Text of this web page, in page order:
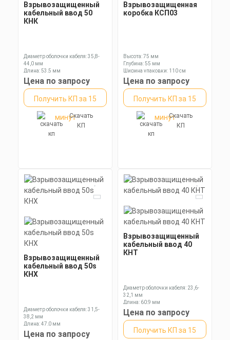
Взрывозащищенный
кабельный ввод 50
КНК
Диаметр оболочки кабеля: 35,8-
44,0 мм
Длина: 53,5 мм
Ключ: 60 мм
Цена по запросу
Получить КП за 15
минутСкачать
КП
Взрывозащищенная
коробка КСП03
Высота: 75 мм
Глубина: 55 мм
Ширина упаковки: 110 см
Цена по запросу
Получить КП за 15
минутСкачать
КП
Взрывозащищенный
кабельный ввод 50s
КНХ
Диаметр оболочки кабеля: 31,5-
38,2 мм
Длина: 47,0 мм
Ключ: 55 мм
Цена по запросу
Взрывозащищенный
кабельный ввод 40
КНТ
Диаметр оболочки кабеля: 23,6-
32,1 мм
Длина: 60,9 мм
Ключ: 50 мм
Цена по запросу
Получить КП за 15